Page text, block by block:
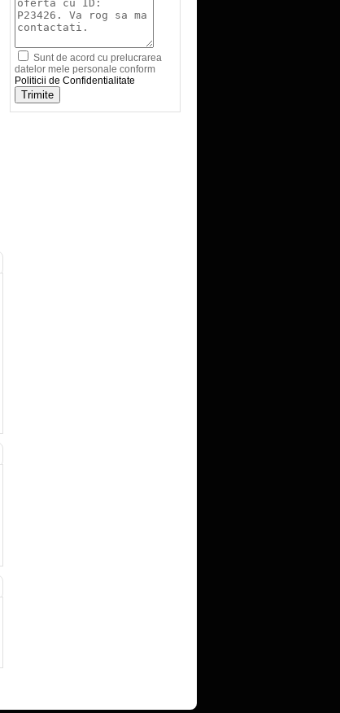
Sunt de acord cu prelucrarea
datelor mele personale conform
Politicii de Confidentialitate